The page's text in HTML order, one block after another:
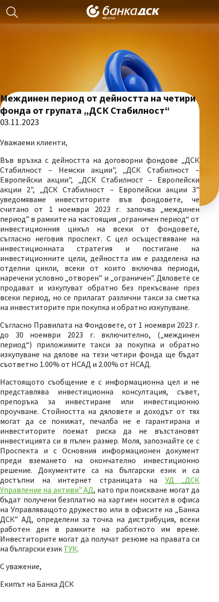
Междинен период от дейността на четири
фонда от групата „ДСК Стабилност“
03.11.2023
Уважаеми клиенти,
Във връзка с дейността на договорни фондове „ДСК
Стабилност – Немски акции", „ДСК Стабилност –
Европейски акции", „ДСК Стабилност – Европейски
акции 2", „ДСК Стабилност – Европейски акции 3"
уведомяваме инвеститорите във фондовете, че
считано от 1 ноември 2023 г. започва „междинен
период” в рамките на настоящия „ограничен период“ от
инвестиционния цикъл на всеки от фондовете,
съгласно неговия проспект. С цел осъществяване на
инвестиционната стратегия и постигане на
инвестиционните цели, дейността им е разделена на
отделни цикли, всеки от които включва периоди,
наречени условно „отворен” и „ограничен”. Дяловете се
продават и изкупуват обратно без прекъсване през
всеки период, но се прилагат различни такси за сметка
на инвеститорите при покупка и обратно изкупуване.
Съгласно Правилата на Фондовете, от 1 ноември 2023 г.
до 30 ноември 2023 г. включително, („междинен
период“) приложимите такси за покупка и обратно
изкупуване на дялове на тези четири фонда ще бъдат
съответно 1.00% от НСАД и 2.00% от НСАД.
Настоящото съобщение е с информационна цел и не
представлява инвестиционна консултация, съвет,
препоръка за инвестиране или инвестиционно
проучване. Стойността на дяловете и доходът от тях
могат да се понижат, печалба не е гарантирана и
инвеститорите поемат риска да не възстановят
инвестицията си в пълен размер. Моля, запознайте се с
Проспекта и с Основния информационен документ
преди вземането на окончателно инвестиционно
решение. Документите са на български език и са
достъпни на интернет страницата на УД „ДСК
Управление на активи” АД, като при поискване могат да
бъдат получени безплатно на хартиен носител в офиса
на Управляващото дружество или в офисите на „Банка
ДСК” АД, определени за точка на дистрибуция, всеки
работен ден в рамките на работното им време.
Инвеститорите могат да получат резюме на правата си
на български език ТУК.
С уважение,
Екипът на Банка ДСК